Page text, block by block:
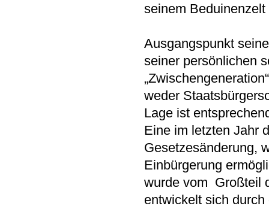
seinem
Ausgangspunkt
seiner persönlichen
weder
Lage ist
Eine im letzten Jahr
Gesetzesänderung,
Einbürgerung
wurde vom Großteil
entwickelt sich